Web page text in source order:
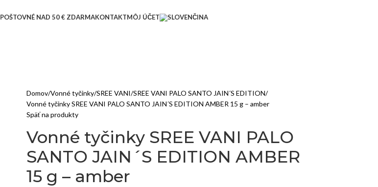
POŠTOVNÉ NAD 50 € ZDARMAKONTAKTMÔJ ÚČET
Domov Vonné tyčinky SREE VANI SREE VANI PALO SANTO JAIN´S EDITION
Vonné tyčinky SREE VANI PALO SANTO JAIN´S EDITION AMBER 15 g – amber
Späť na produkty
Vonné tyčinky SREE VANI PALO
SANTO JAIN´S EDITION AMBER
15 g – amber